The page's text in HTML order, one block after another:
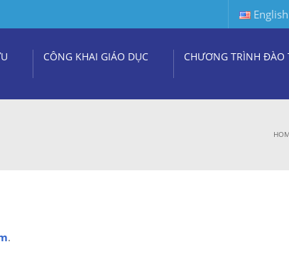
English
CÔNG KHAI GIÁO DỤC CHƯƠNG TRÌNH ĐÀO
.